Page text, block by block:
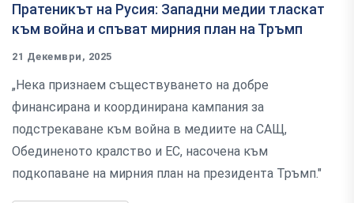
Пратеникът на Русия: Западни медии тласкат
към война и спъват мирния план на Тръмп
21 Декември, 2025
„Нека признаем съществуването на добре
финансирана и координирана кампания за
подстрекаване към война в медиите на САЩ,
Обединеното кралство и ЕС, насочена към
подкопаване на мирния план на президента Тръмп."